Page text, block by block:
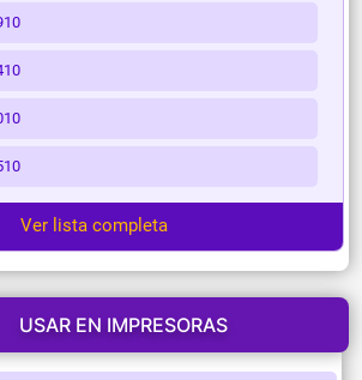
Ver lista completa
USAR EN IMPRESORAS